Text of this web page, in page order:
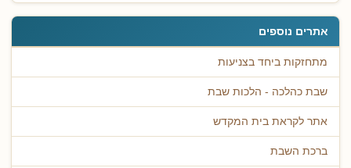
אתרים נוספים
מתחזקות ביחד בצניעות
שבת כהלכה - הלכות שבת
אתר לקראת בית המקדש
ברכת השבת